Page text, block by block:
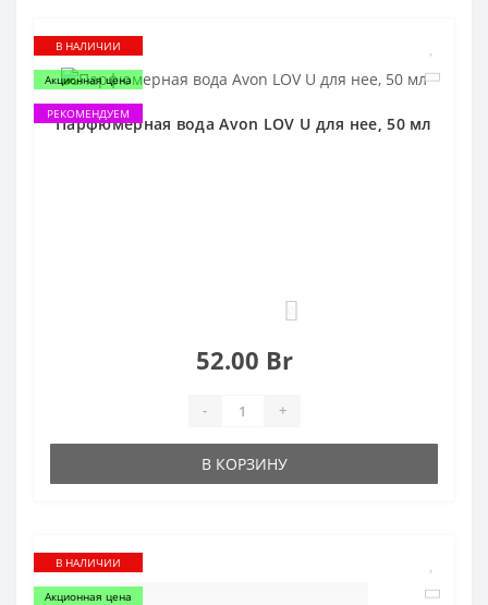
В НАЛИЧИИ
Акционная цена
РЕКОМЕНДУЕМ
Парфюмерная вода Avon LOV U для нее, 50 мл
52.00 Br
- +
В КОРЗИНУ
В НАЛИЧИИ
Акционная цена